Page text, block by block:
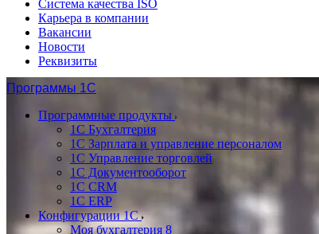
Система качества ISO
Карьера в компании
Вакансии
Новости
Реквизиты
Программы 1С
Программные продукты
1С Бухгалтерия
1С Зарплата и управление персоналом
1С Управление торговлей
1С Документооборот
1С CRM
1С ERP
Конфигурации 1С
Моя бухгалтерия 8